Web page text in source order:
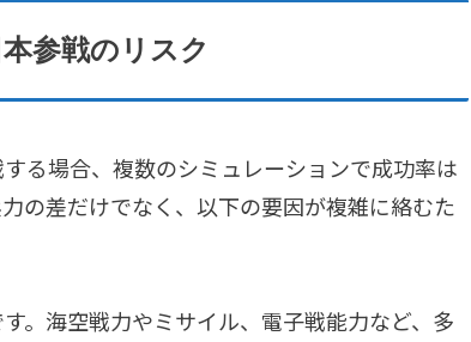
参戦のリスク
る場合、複数のシミュレーションで成功率は
の差だけでなく、以下の要因が複雑に絡むた
。海空戦力やミサイル、電子戦能力など、多